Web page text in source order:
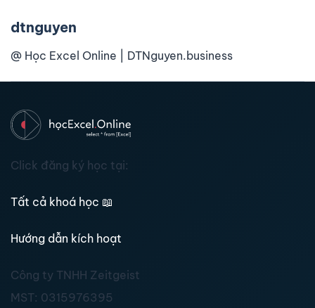
dtnguyen
@ Học Excel Online | DTNguyen.business
Click đăng ký học tại:
Tất cả khoá học 📖
Hướng dẫn kích hoạt
Công ty TNHH Zeitgeist
MST: 0315976395